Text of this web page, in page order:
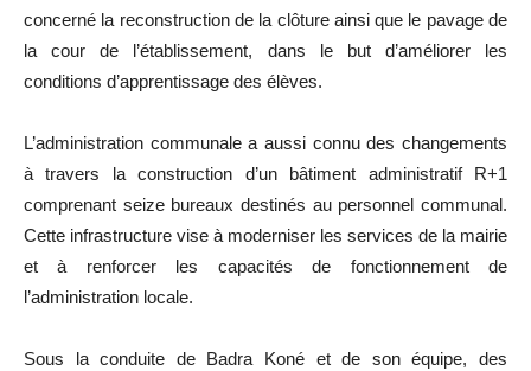
concerné la reconstruction de la clôture ainsi que le pavage de
la cour de l’établissement, dans le but d’améliorer les
conditions d’apprentissage des élèves.
L’administration communale a aussi connu des changements
à travers la construction d’un bâtiment administratif R+1
comprenant seize bureaux destinés au personnel communal.
Cette infrastructure vise à moderniser les services de la mairie
et à renforcer les capacités de fonctionnement de
l’administration locale.
Sous la conduite de Badra Koné et de son équipe, des